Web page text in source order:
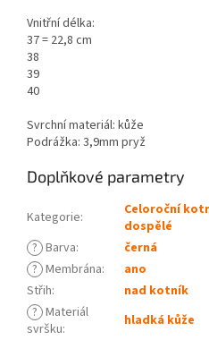
Vnitřní délka:
37 = 22,8 cm
38
39
40
Svrchní materiál: kůže
Podrážka: 3,9mm pryž
Doplňkové parametry
Kategorie:
Celoroční
dospělé
? Barva:
černá
? Membrána:
ano
Střih:
nad kotník
? Materiál
svršku:
hladká kůže